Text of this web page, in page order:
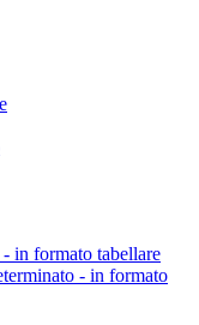
in formato tabellare
- in formato